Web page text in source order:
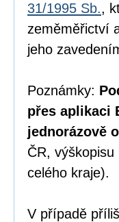
31/1995 Sb.,
zeměměřictví
jeho
Poznámky:
přes aplikaci
jednorázově
ČR,
celého kraje).
V případě